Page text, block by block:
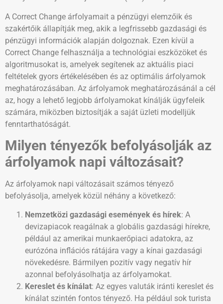
A Correct Change árfolyamait a pénzügyi elemzőik és
szakértőik állapítják meg, akik a legfrissebb gazdasági és
pénzügyi információk alapján dolgoznak. Ezen kívül a
Correct Change felhasználja a technológiai eszközöket és
algoritmusokat is, amelyek segítenek az aktuális piaci
feltételek gyors értékelésében és az optimális árfolyamok
meghatározásában. Az árfolyamok meghatározásánál a cél
az, hogy a lehető legjobb árfolyamokat kínálják ügyfeleik
számára, miközben biztosítják a saját üzleti modelljük
fenntarthatóságát.
Milyen tényezők befolyásolják az
árfolyamok napi változásait?
Az árfolyamok napi változásait számos tényező
befolyásolja, amelyek közül néhány a következő:
Nemzetközi gazdasági események és hírek: A
devizapiacok reagálnak a globális gazdasági hírekre,
például az amerikai munkaerőpiaci adatokra, az
eurózóna inflációs rátájára vagy a kínai gazdasági
növekedésre. Bármilyen pozitív vagy negatív hír
azonnal befolyásolhatja az árfolyamokat.
Kereslet és kínálat: Az egyes valuták iránti kereslet és
kínálat szintén fontos tényező. Ha például sok turista